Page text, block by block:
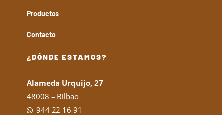
Productos
Contacto
¿DÓNDE ESTAMOS?
Alameda Urquijo, 27
48008 – Bilbao
944 22 16 91